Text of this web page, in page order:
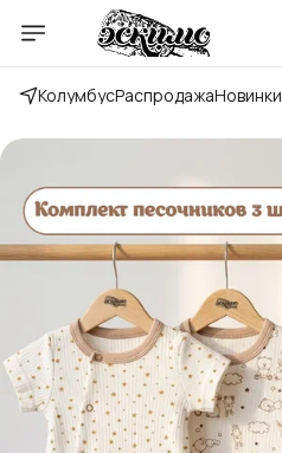
КолумбусРаспродажаНовинки